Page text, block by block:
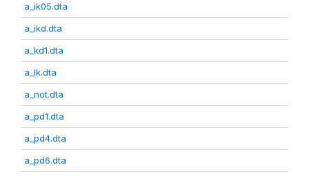
a_ik05.dta
a_ikd.dta
a_kd1.dta
a_lk.dta
a_not.dta
a_pd1.dta
a_pd4.dta
a_pd6.dta